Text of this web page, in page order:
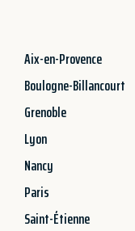
Aix-en-Provence
Boulogne-Billancourt
Grenoble
Lyon
Nancy
Paris
Saint-Étienne